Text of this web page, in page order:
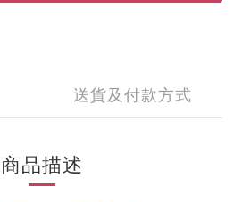
送貨及付款方式
商品描述